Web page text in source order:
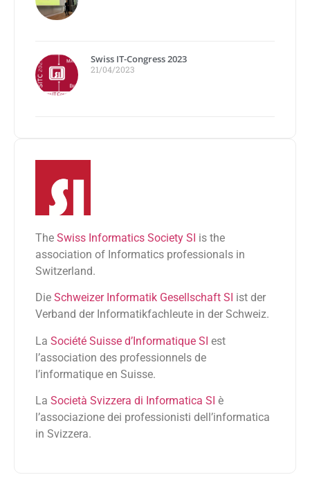
Swiss IT-Congress 2023
21/04/2023
The Swiss Informatics Society SI is the
association of Informatics professionals in
Switzerland.
Die Schweizer Informatik Gesellschaft SI ist der
Verband der Informatikfachleute in der Schweiz.
La Société Suisse d’Informatique SI est
l’association des professionnels de
l’informatique en Suisse.
La Società Svizzera di Informatica SI è
l’associazione dei professionisti dell’informatica
in Svizzera.